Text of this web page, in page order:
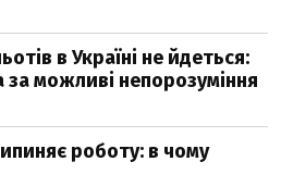
в Україні не йдеться:
можливі непорозуміння
роботу: в чому